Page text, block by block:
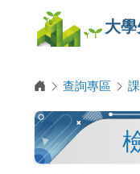
大
查詢專區